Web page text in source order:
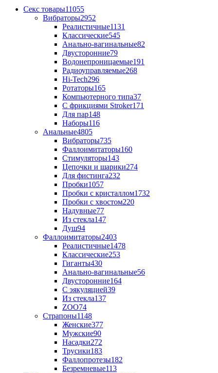
Секс товары11055
Вибраторы2952
Реалистичные1131
Классические545
Анально-вагинальные82
Двусторонние79
Водонепроницаемые191
Радиоуправляемые268
Hi-Tech296
Ротаторы165
Компьютерного типа37
С фрикциями Stroker171
Для пар148
Наборы116
Анальные4805
Вибраторы735
Фаллоимитаторы160
Стимуляторы143
Цепочки и шарики274
Для фистинга232
Пробки1057
Пробки с кристаллом1732
Пробки с хвостом220
Надувные77
Из стекла147
Душ94
Фаллоимитаторы2403
Реалистичные1478
Классические253
Гиганты430
Анально-вагинальные56
Двусторонние164
С эякуляцией39
Из стекла137
ZOO74
Страпоны1148
Женские377
Мужские90
Насадки272
Трусики183
Фаллопротезы182
Безремневые113